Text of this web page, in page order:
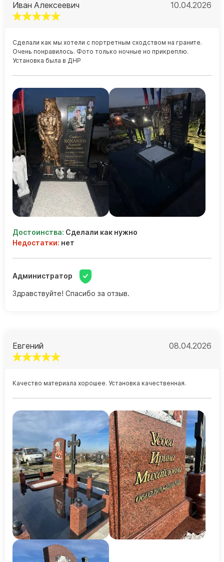
Иван Алексеевич 10.04.2026
Достоинства: Сделали как нужно
Недостатки: нет
Сделали как мы хотели с портретным сходством на граните.
Очень понравилось. Фото только ночные но прикреплю.
Установка была в ДНР
Администратор
Здравствуйте! Спасибо за отзыв.
Евгений 08.04.2026
Качество материала хорошее. Установка качественная.